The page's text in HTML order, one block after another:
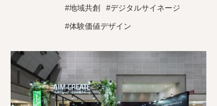
#地域共創 #デジタルサイネージ
#体験価値デザイン